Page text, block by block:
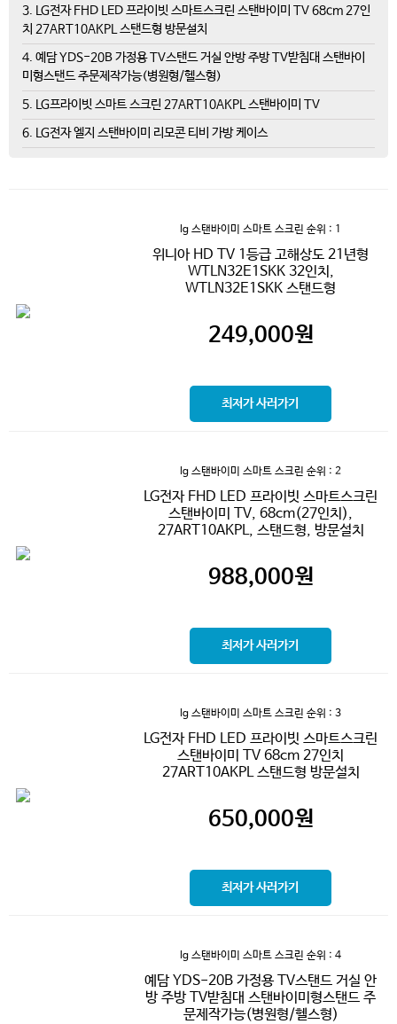
3. LG전자 FHD LED 프라이빗 스마트스크린 스탠바이미 TV 68cm 27인
치 27ART10AKPL 스탠드형 방문설치
4. 예담 YDS-20B 가정용 TV스탠드 거실 안방 주방 TV받침대 스탠바이
미형스탠드 주문제작가능(병원형/헬스형)
5. LG프라이빗 스마트 스크린 27ART10AKPL 스탠바이미 TV
6. LG전자 엘지 스탠바이미 리모콘 티비 가방 케이스
lg 스탠바이미 스마트 스크린 순위 : 1
위니아 HD TV 1등급 고해상도 21년형
WTLN32E1SKK 32인치,
WTLN32E1SKK 스탠드형
249,000원
최저가 사러가기
lg 스탠바이미 스마트 스크린 순위 : 2
LG전자 FHD LED 프라이빗 스마트스크린
스탠바이미 TV, 68cm(27인치),
27ART10AKPL, 스탠드형, 방문설치
988,000원
최저가 사러가기
lg 스탠바이미 스마트 스크린 순위 : 3
LG전자 FHD LED 프라이빗 스마트스크린
스탠바이미 TV 68cm 27인치
27ART10AKPL 스탠드형 방문설치
650,000원
최저가 사러가기
lg 스탠바이미 스마트 스크린 순위 : 4
예담 YDS-20B 가정용 TV스탠드 거실 안
방 주방 TV받침대 스탠바이미형스탠드 주
문제작가능(병원형/헬스형)